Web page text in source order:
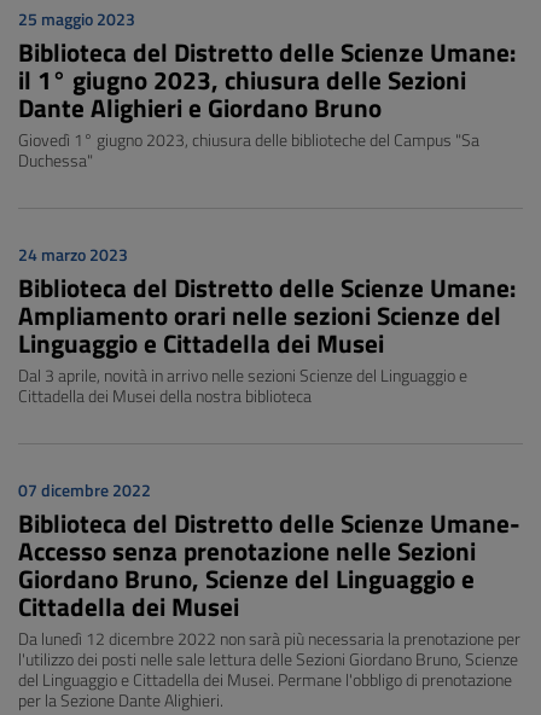
25 maggio 2023
Biblioteca del Distretto delle Scienze Umane:
il 1° giugno 2023, chiusura delle Sezioni
Dante Alighieri e Giordano Bruno
Giovedì 1° giugno 2023, chiusura delle biblioteche del Campus "Sa
Duchessa"
24 marzo 2023
Biblioteca del Distretto delle Scienze Umane:
Ampliamento orari nelle sezioni Scienze del
Linguaggio e Cittadella dei Musei
Dal 3 aprile, novità in arrivo nelle sezioni Scienze del Linguaggio e
Cittadella dei Musei della nostra biblioteca
07 dicembre 2022
Biblioteca del Distretto delle Scienze Umane-
Accesso senza prenotazione nelle Sezioni
Giordano Bruno, Scienze del Linguaggio e
Cittadella dei Musei
Da lunedì 12 dicembre 2022 non sarà più necessaria la prenotazione per
l'utilizzo dei posti nelle sale lettura delle Sezioni Giordano Bruno, Scienze
del Linguaggio e Cittadella dei Musei. Permane l'obbligo di prenotazione
per la Sezione Dante Alighieri.